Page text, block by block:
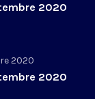
2020
2020
2020